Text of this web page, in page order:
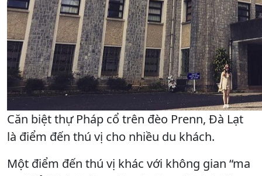
Căn biệt thự Pháp cổ trên đèo Prenn, Đà Lạt
là điểm đến thú vị cho nhiều du khách.
Một điểm đến thú vị khác với không gian “ma